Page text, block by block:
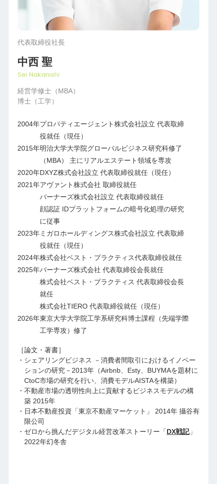
代表取締役社長
中西 聖
Sei Nakanishi
経営学修士（MBA）
博士（工学）
2004年プロパティエージェント株式会社設立 代表取締
役就任（現任）
2015年明治大学大学院グローバルビジネス研究科修了
（MBA） 主にリアルエステート領域を専攻
2020年DXYZ株式会社設立 代表取締役就任（現任）
2021年アヴァント株式会社 取締役就任
バーナーズ株式会社設立 代表取締役就任
顔認証 IDプラットフォームの暗号化処理の研究
に従事
2023年ミガロホールディングス株式会社設立 代表取締
役就任（現任）
2024年株式会社ベスト・プラクティス代表取締役就任
2025年バーナーズ株式会社 代表取締役会長就任
株式会社ベスト・プラクティス 代表取締役会長
就任
株式会社TIERO 代表取締役就任（現任）
2026年東京大学大学院工学系研究科博士課程（先端学際
工学専攻）修了
［論文・著書］
シェアリングビジネス －消費者間取引におけるイノベー
ションの研究－2013年（Airbnb、Esty、BUYMAを題材に
CtoC市場の研究を行い、消費モデルAISTAを構築）
不動産市場の透明性向上に貢献するビジネスモデルの構
築 2015年
日本不動産投資「東京不動産マーケット」 2014年 攝谷有
限公司
ゼロから挑んだデジタル経営改革ストーリー「DX戦記」
2022年幻冬舎